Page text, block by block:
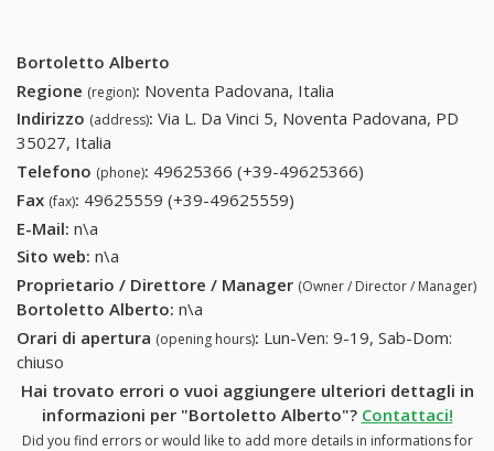
Bortoletto Alberto
Regione (region): Noventa Padovana, Italia
Indirizzo (address): Via L. Da Vinci 5, Noventa Padovana, PD
35027, Italia
Telefono (phone): 49625366 (+39-49625366)
Fax (fax): 49625559 (+39-49625559)
E-Mail: n\a
Sito web: n\a
Proprietario / Direttore / Manager (Owner / Director / Manager)
Bortoletto Alberto: n\a
Orari di apertura (opening hours): Lun-Ven: 9-19, Sab-Dom:
chiuso
Hai trovato errori o vuoi aggiungere ulteriori dettagli in
informazioni per "Bortoletto Alberto"? Contattaci!
Did you find errors or would like to add more details in informations for